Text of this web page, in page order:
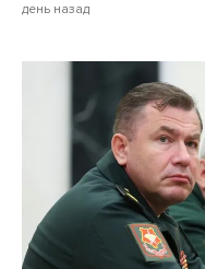
день назад